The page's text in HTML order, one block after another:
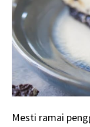
Mesti ramai